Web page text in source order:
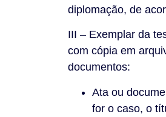
diplomação, de
III – Exemplar da
com cópia em
documentos:
Ata ou
for o caso, o